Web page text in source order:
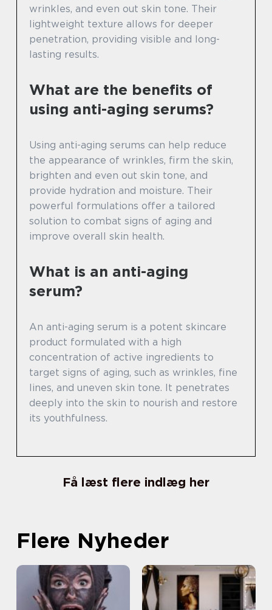
wrinkles, and even out skin tone. Their
lightweight texture allows for deeper
penetration, providing visible and long-
lasting results.
What are the benefits of
using anti-aging serums?
Using anti-aging serums can help reduce
the appearance of wrinkles, firm the skin,
brighten and even out skin tone, and
provide hydration and moisture. Their
powerful formulations offer a tailored
solution to combat signs of aging and
improve overall skin health.
What is an anti-aging
serum?
An anti-aging serum is a potent skincare
product formulated with a high
concentration of active ingredients to
target signs of aging, such as wrinkles, fine
lines, and uneven skin tone. It penetrates
deeply into the skin to nourish and restore
its youthfulness.
Få læst flere indlæg her
Flere Nyheder